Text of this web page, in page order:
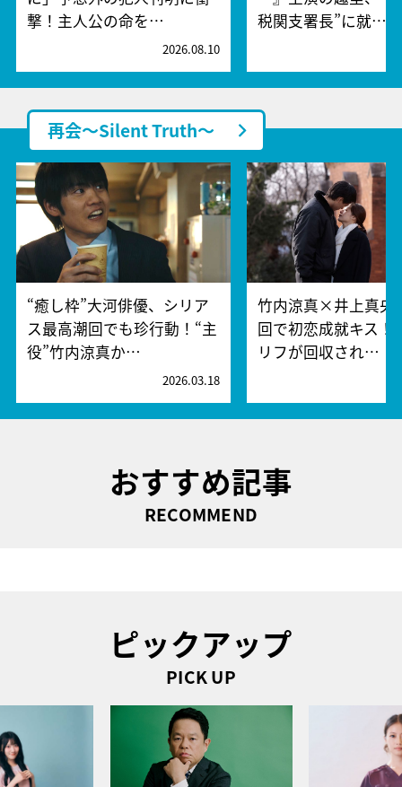
撃！主人公の命を…
2026.08.10
税関支署長”に就…
再会～Silent Truth～
“癒し枠”大河俳優、シリア
ス最高潮回でも珍行動！“主
役”竹内涼真か…
2026.03.18
竹内涼真×井上真央
回で初恋成就キス！
リフが回収され…
おすすめ記事
RECOMMEND
ピックアップ
PICK UP